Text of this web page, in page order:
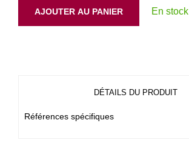
AJOUTER AU PANIER En stock
DÉTAILS DU PRODUIT
Références spécifiques